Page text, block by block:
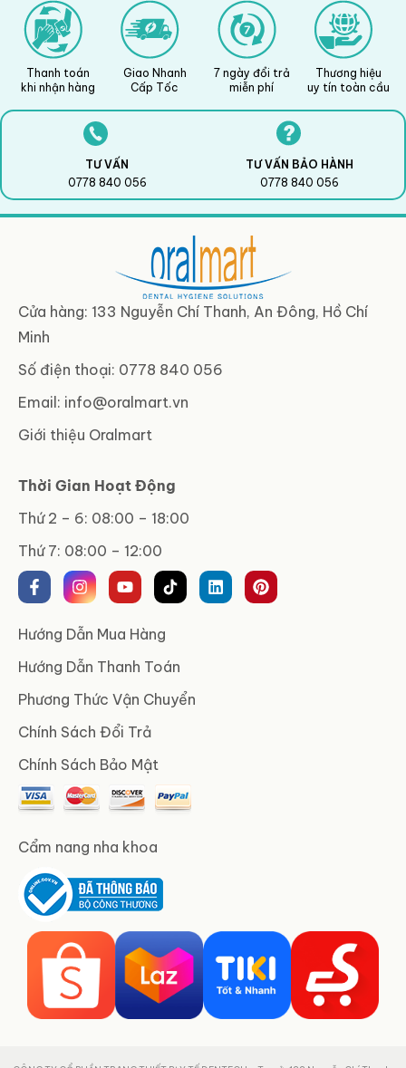
Thanh toán
khi nhận hàng
Giao Nhanh
Cấp Tốc
7 ngày đổi trả
miễn phí
Thương hiệu
uy tín toàn cầu
TƯ VẤN
0778 840 056
TƯ VẤN BẢO HÀNH
0778 840 056
Cửa hàng: 133 Nguyễn Chí Thanh, An Đông, Hồ Chí
Minh
Số điện thoại: 0778 840 056
Email: info@oralmart.vn
Giới thiệu Oralmart
Thời Gian Hoạt Động
Thứ 2 – 6: 08:00 – 18:00
Thứ 7: 08:00 – 12:00
Hướng Dẫn Mua Hàng
Hướng Dẫn Thanh Toán
Phương Thức Vận Chuyển
Chính Sách Đổi Trả
Chính Sách Bảo Mật
Cẩm nang nha khoa